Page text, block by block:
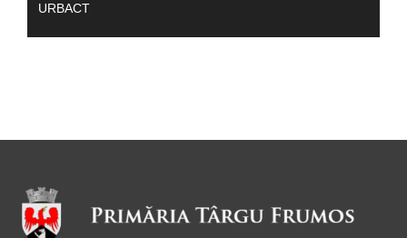
URBACT